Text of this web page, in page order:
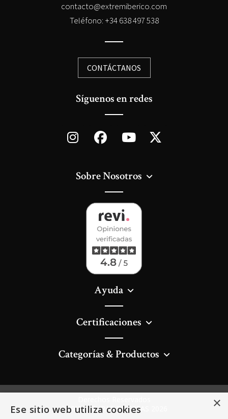
contacto@extremiberico.com
Teléfono: +34 638 497 538
CONTÁCTANOS
Síguenos en redes
Sobre Nosotros
Ayuda
Certificaciones
Categorías & Productos
AGRICULTURAS DIVERSAS 2026
×
Ese sitio web utiliza cookies